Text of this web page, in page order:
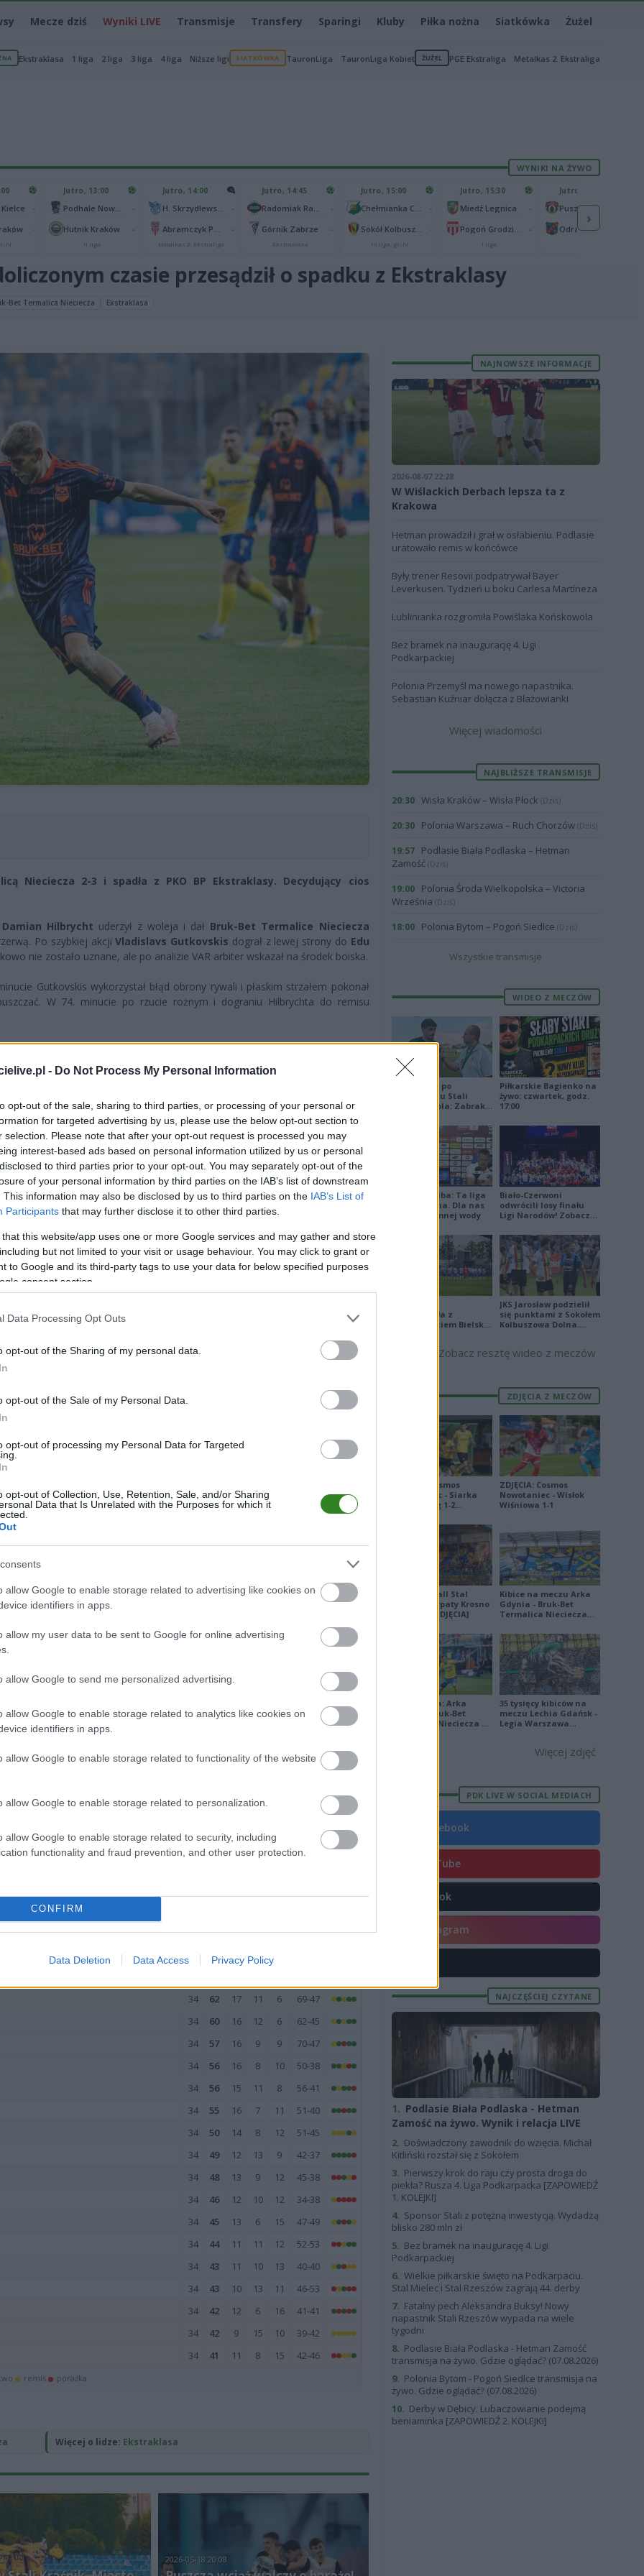
- Do Not Process My Personal Information
opt-out of the sale, sharing to third parties, or processing of your personal or
for targeted advertising by us, please use the below opt-out section to
selection. Please note that after your opt-out request is processed you may
interest-based ads based on personal information utilized by us or personal
to third parties prior to your opt-out. You may separately opt-out of the
of your personal information by third parties on the IAB’s list of downstream
This information may also be disclosed by us to third parties on the IAB’s List of
Participants that may further disclose it to other third parties.
that this website/app uses one or more Google services and may gather and store
but not limited to your visit or usage behaviour. You may click to grant or
to Google and its third-party tags to use your data for below specified purposes
consent section.
Data Processing Opt Outs
opt-out of the Sharing of my personal data.
opt-out of the Sale of my Personal Data.
opt-out of processing my Personal Data for Targeted
opt-out of Collection, Use, Retention, Sale, and/or Sharing
Data that Is Unrelated with the Purposes for which it
allow Google to enable storage related to advertising like cookies on
identifiers in apps.
allow my user data to be sent to Google for online advertising
allow Google to send me personalized advertising.
allow Google to enable storage related to analytics like cookies on
identifiers in apps.
allow Google to enable storage related to functionality of the website
allow Google to enable storage related to personalization.
allow Google to enable storage related to security, including
functionality and fraud prevention, and other user protection.
CONFIRM
Data Deletion Data Access Privacy Policy
Mecze dziś Wyniki LIVE Transmisje Transfery Sparingi Kluby Piłka nożna Siatkówka Żużel
Ekstraklasa 1 liga 2 liga 3 liga 4 liga Niższe ligi SIATKÓWKA TauronLiga TauronLiga Kobiet ŻUŻEL PGE Ekstraliga Metalkas 2. Ekstraliga
WYNIKI NA ŻYWO
IV
Jutro, 13:00
Hutnik Kraków
II liga
Jutro, 14:00
Metalkas 2. Ekstraliga
Jutro, 14:45
Górnik Zabrze
Ekstraklasa
Jutro, 15:00
III liga, gr. IV
Jutro, 15:30
Miedź Legnica
I liga
Jutro, 15:30
Odra Opole
›
czasie przesądził o spadku z Ekstraklasy
Bet Termalica Nieciecza Ekstraklasa
Nieciecza 2-3 i spadła z PKO BP Ekstraklasy. Decydujący cios
Damian Hilbrycht uderzył z woleja i dał Bruk-Bet Termalice Nieciecza
Po szybkiej akcjiVladislavs Gutkovskis dograł z lewej strony do Edu
nie zostało uznane, ale po analizie VAR arbiter wskazał na środek boiska.
Gutkovskis wykorzystał błąd obrony rywali i płaskim strzałem pokonał
W 74. minucie po rzucie rożnym i dograniu Hilbrychta do remisu
ale zamiast tego została skarcona. W 90+3. minucieIvan Durdov
– Kocyła (68. Navarro), Jakubczyk, Rzuchowski (79. Nguiamba), Szysz (68.
M. Wolski – Jimenez, Hilbrycht, Ambrosiewicz (66. Jakubik), Putiwcew,
Zapolnik
Więcej o lidze: Ekstraklasa
2026-05-18 20:08
NAJNOWSZE INFORMACJE
2026-08-07 22:28
W Wiślackich Derbach lepsza ta z
Krakowa
Hetman prowadził i grał w osłabieniu. Podlasie
uratowało remis w końcówce
Były trener Resovii podpatrywał Bayer
Leverkusen. Tydzień u boku Carlesa Martíneza
Lublinianka rozgromiła Powiślaka Końskowola
Bez bramek na inaugurację 4. Ligi
Podkarpackiej
Polonia Przemyśl ma nowego napastnika.
Sebastian Kuźniar dołącza z Błażowianki
Więcej wiadomości
NAJBLIŻSZE TRANSMISJE
20:30 Wisła Kraków – Wisła Płock (Dziś)
20:30 Polonia Warszawa – Ruch Chorzów (Dziś)
19:57
Podlasie Biała Podlaska – Hetman
Zamość (Dziś)
19:00
Polonia Środa Wielkopolska – Victoria
Września (Dziś)
18:00 Polonia Bytom – Pogoń Siedlce (Dziś)
Wszystkie transmisje
WIDEO Z MECZÓW
Jakub Jeleń po
odpadnięciu Stali
Stalowa Wola: Zabrakło
Piłkarskie Bagienko na
żywo: czwartek, godz.
17:00
Damian Skiba: Ta liga
jest brutalna. Dla nas
to kubeł zimnej wody
Biało-Czerwoni
odwrócili losy finału
Ligi Narodów! Zobacz
zremisowała z
Podbeskidziem Bielsko-
JKS Jarosław podzielił
się punktami z Sokołem
Kolbuszowa Dolna.
Zobacz resztę wideo z meczów
ZDJĘCIA Z MECZÓW
ZDJĘCIA: Cosmos
Nowotaniec - Siarka
Tarnobrzeg 1-2
ZDJĘCIA: Cosmos
Nowotaniec - Wisłok
Wiśniowa 1-1
Derby Ekoball Stal
Sanok - Karpaty Krosno
na remis [ZDJĘCIA]
Kibice na meczu Arka
Gdynia - Bruk-Bet
Termalica Nieciecza
Ekstraklasa: Arka
Gdynia - Bruk-Bet
Termalica Nieciecza 2-
35 tysięcy kibiców na
meczu Lechia Gdańsk -
Legia Warszawa
Więcej zdjęć
PDK LIVE W SOCIAL MEDIACH
Facebook
YouTube
TikTok
Instagram
NAJCZĘŚCIEJ CZYTANE
1. Podlasie Biała Podlaska - Hetman
Zamość na żywo. Wynik i relacja LIVE
2. Doświadczony zawodnik do wzięcia. Michał
Kitliński rozstał się z Sokołem
3. Pierwszy krok do raju czy prosta droga do
piekła? Rusza 4. Liga Podkarpacka [ZAPOWIEDŹ
1. KOLEJKI]
4. Sponsor Stali z potężną inwestycją. Wydadzą
blisko 280 mln zł
5. Bez bramek na inaugurację 4. Ligi
Podkarpackiej
6. Wielkie piłkarskie święto na Podkarpaciu.
Stal Mielec i Stal Rzeszów zagrają 44. derby
7. Fatalny pech Aleksandra Buksy! Nowy
napastnik Stali Rzeszów wypada na wiele
tygodni
8. Podlasie Biała Podlaska - Hetman Zamość
transmisja na żywo. Gdzie oglądać? (07.08.2026)
9. Polonia Bytom - Pogoń Siedlce transmisja na
żywo. Gdzie oglądać? (07.08.2026)
10. Derby w Dębicy. Lubaczowianie podejmą
beniaminka [ZAPOWIEDŹ 2. KOLEJKI]